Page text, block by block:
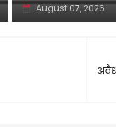
August 07, 2026